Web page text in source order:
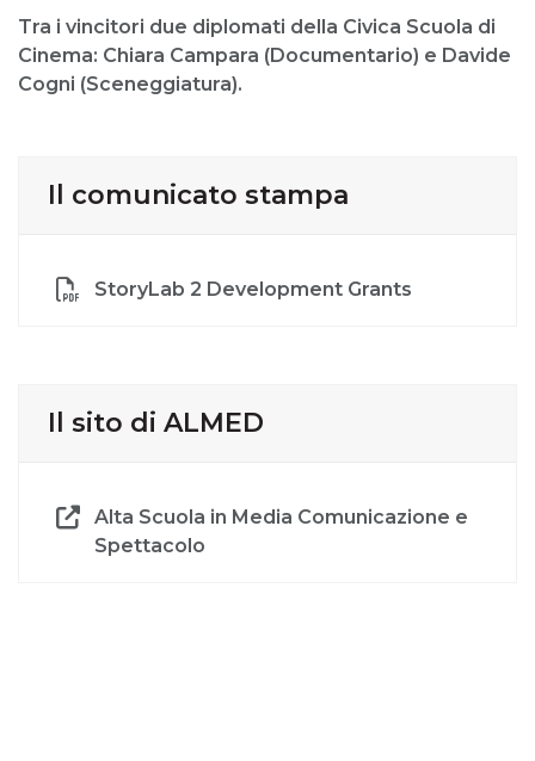
Tra i vincitori due diplomati della Civica Scuola di
Cinema: Chiara Campara (Documentario) e Davide
Cogni (Sceneggiatura).
Il comunicato stampa
StoryLab 2 Development Grants
Il sito di ALMED
Alta Scuola in Media Comunicazione e
Spettacolo